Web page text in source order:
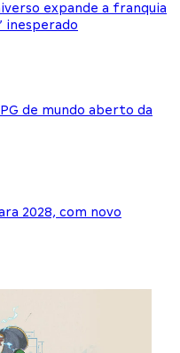
expande a franquia
inesperado
de mundo aberto da
2028, com novo